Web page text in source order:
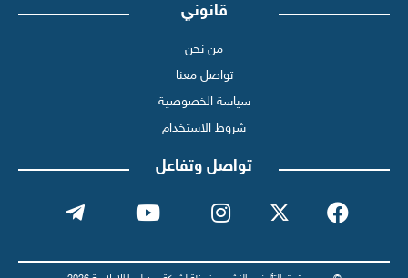
قانوني
من نحن
تواصل معنا
سياسة الخصوصية
شروط الاستخدام
تواصل وتفاعل